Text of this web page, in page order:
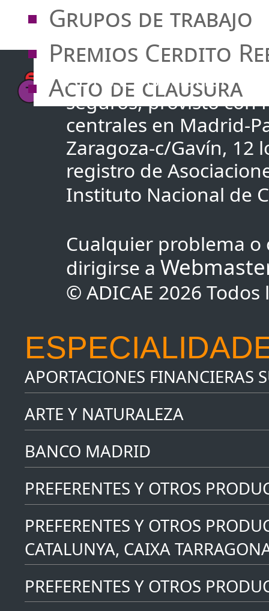
Grupos de trabajo
Premios Cerdito
Acto de clausura
ADICAE Asociación
seguros, provisto con
centrales en Madrid-
Zaragoza-c/Gavín, 12
registro de
Instituto Nacional de
Cualquier problema
dirigirse a
© ADICAE 2026
APORTACIONES FINANCIERAS
ARTE Y NATURALEZA
BANCO MADRID
PREFERENTES Y OTROS
PREFERENTES Y OTROS
CATALUNYA, CAIXA
PREFERENTES Y OTROS